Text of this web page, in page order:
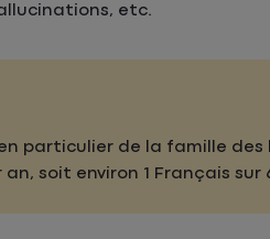
etc.
particulier de la famille des
soit environ 1 Français sur